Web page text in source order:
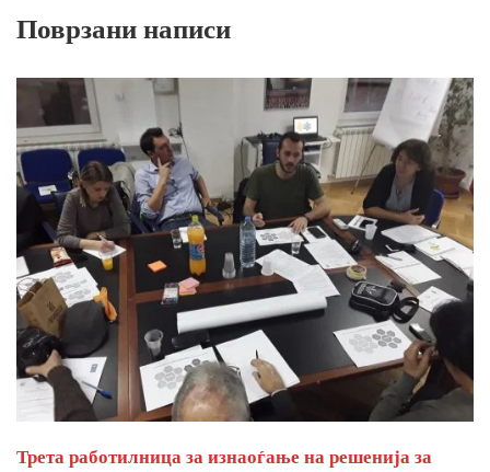
Поврзани написи
Трета работилница за изнаоѓање на решенија за